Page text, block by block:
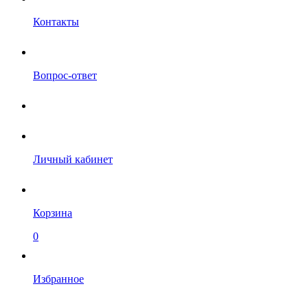
Контакты
Вопрос-ответ
Личный кабинет
Корзина
0
Избранное